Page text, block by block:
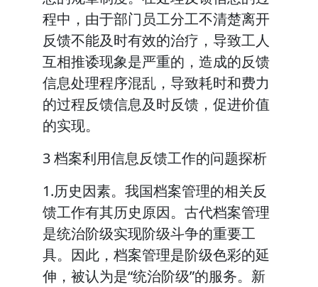
程中，由于部门员工分工不清楚离开
反馈不能及时有效的治疗，导致工人
互相推诿现象是严重的，造成的反馈
信息处理程序混乱，导致耗时和费力
的过程反馈信息及时反馈，促进价值
的实现。
3 档案利用信息反馈工作的问题探析
1.历史因素。我国档案管理的相关反
馈工作有其历史原因。古代档案管理
是统治阶级实现阶级斗争的重要工
具。因此，档案管理是阶级色彩的延
伸，被认为是“统治阶级”的服务。新